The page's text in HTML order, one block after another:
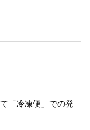
「冷凍便」での発